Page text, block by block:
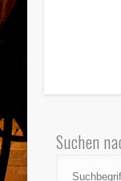
Suchen